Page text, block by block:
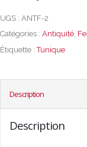
UGS : ANTF-2
Catégories : Antiquité,
Étiquette :Tunique
Description
Description